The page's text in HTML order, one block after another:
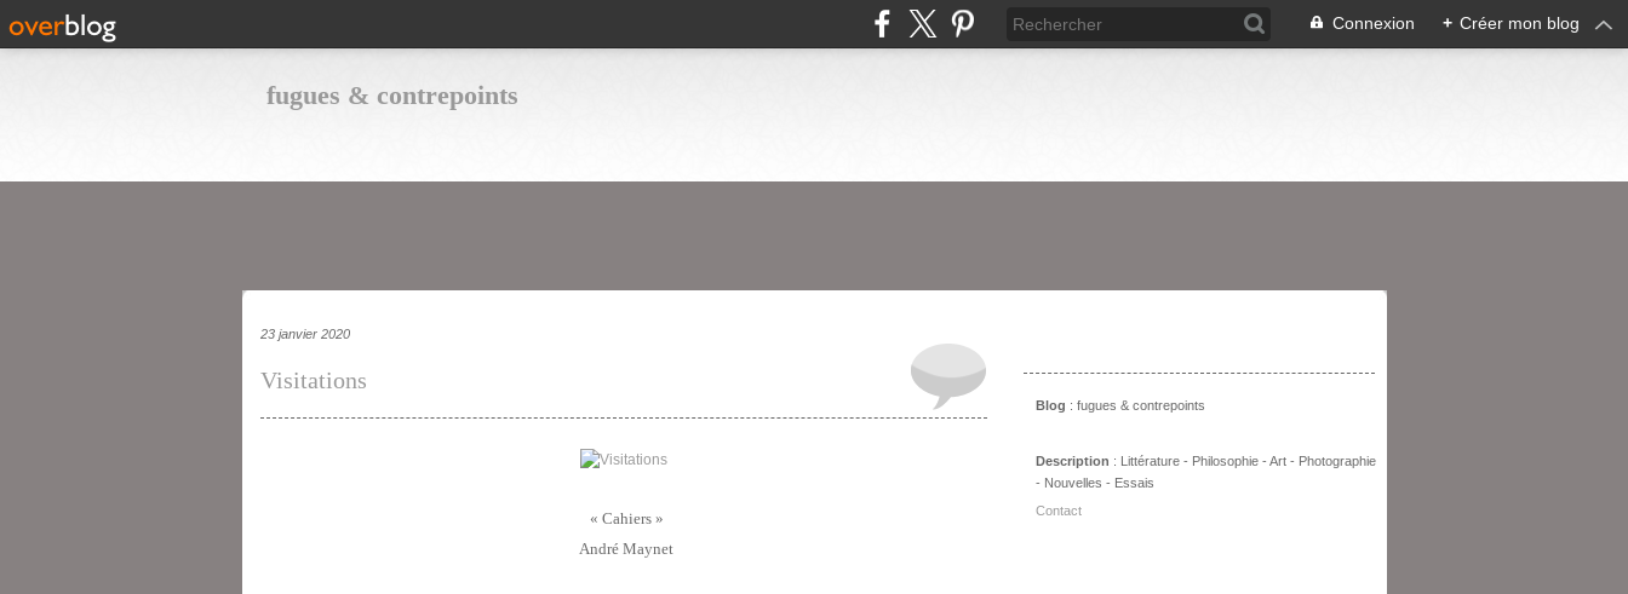
Connexion + Créer mon blog
fugues & contrepoints
23 janvier 2020
Visitations
« Cahiers »
André Maynet
Blog : fugues & contrepoints
Description : Littérature - Philosophie - Art - Photographie
- Nouvelles - Essais
Contact